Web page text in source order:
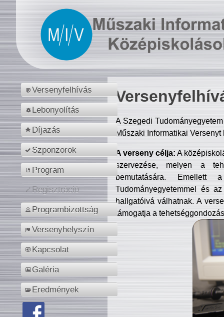
Versenyfelhívás
Lebonyolítás
Díjazás
Szponzorok
Program
Regisztráció
Programbizottság
Versenyhelyszín
Kapcsolat
Galéria
Eredmények
A Szegedi
Műszaki Informatikai
A verseny célja: A
szervezése, melyen a
bemutatására. Emellett
Tudományegyetemmel és
hallgatóivá válhatnak. A
támogatja a